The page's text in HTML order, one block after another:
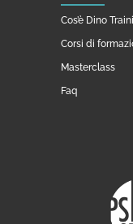
Cos’è Dino
Corsi di
Masterclass
Faq